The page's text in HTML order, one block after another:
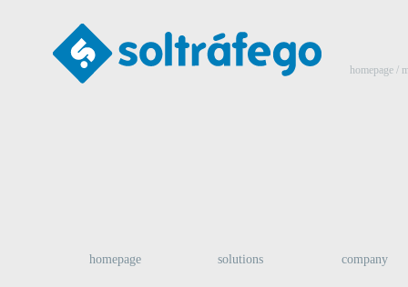
homepage solutions company
homepage /